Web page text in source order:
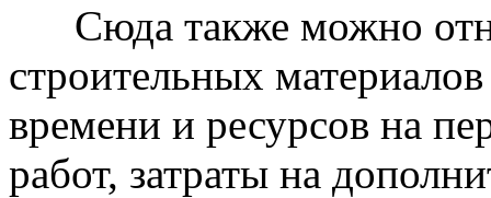
Сюда также можно
строительных
времени и ресурсов на
работ, затраты на